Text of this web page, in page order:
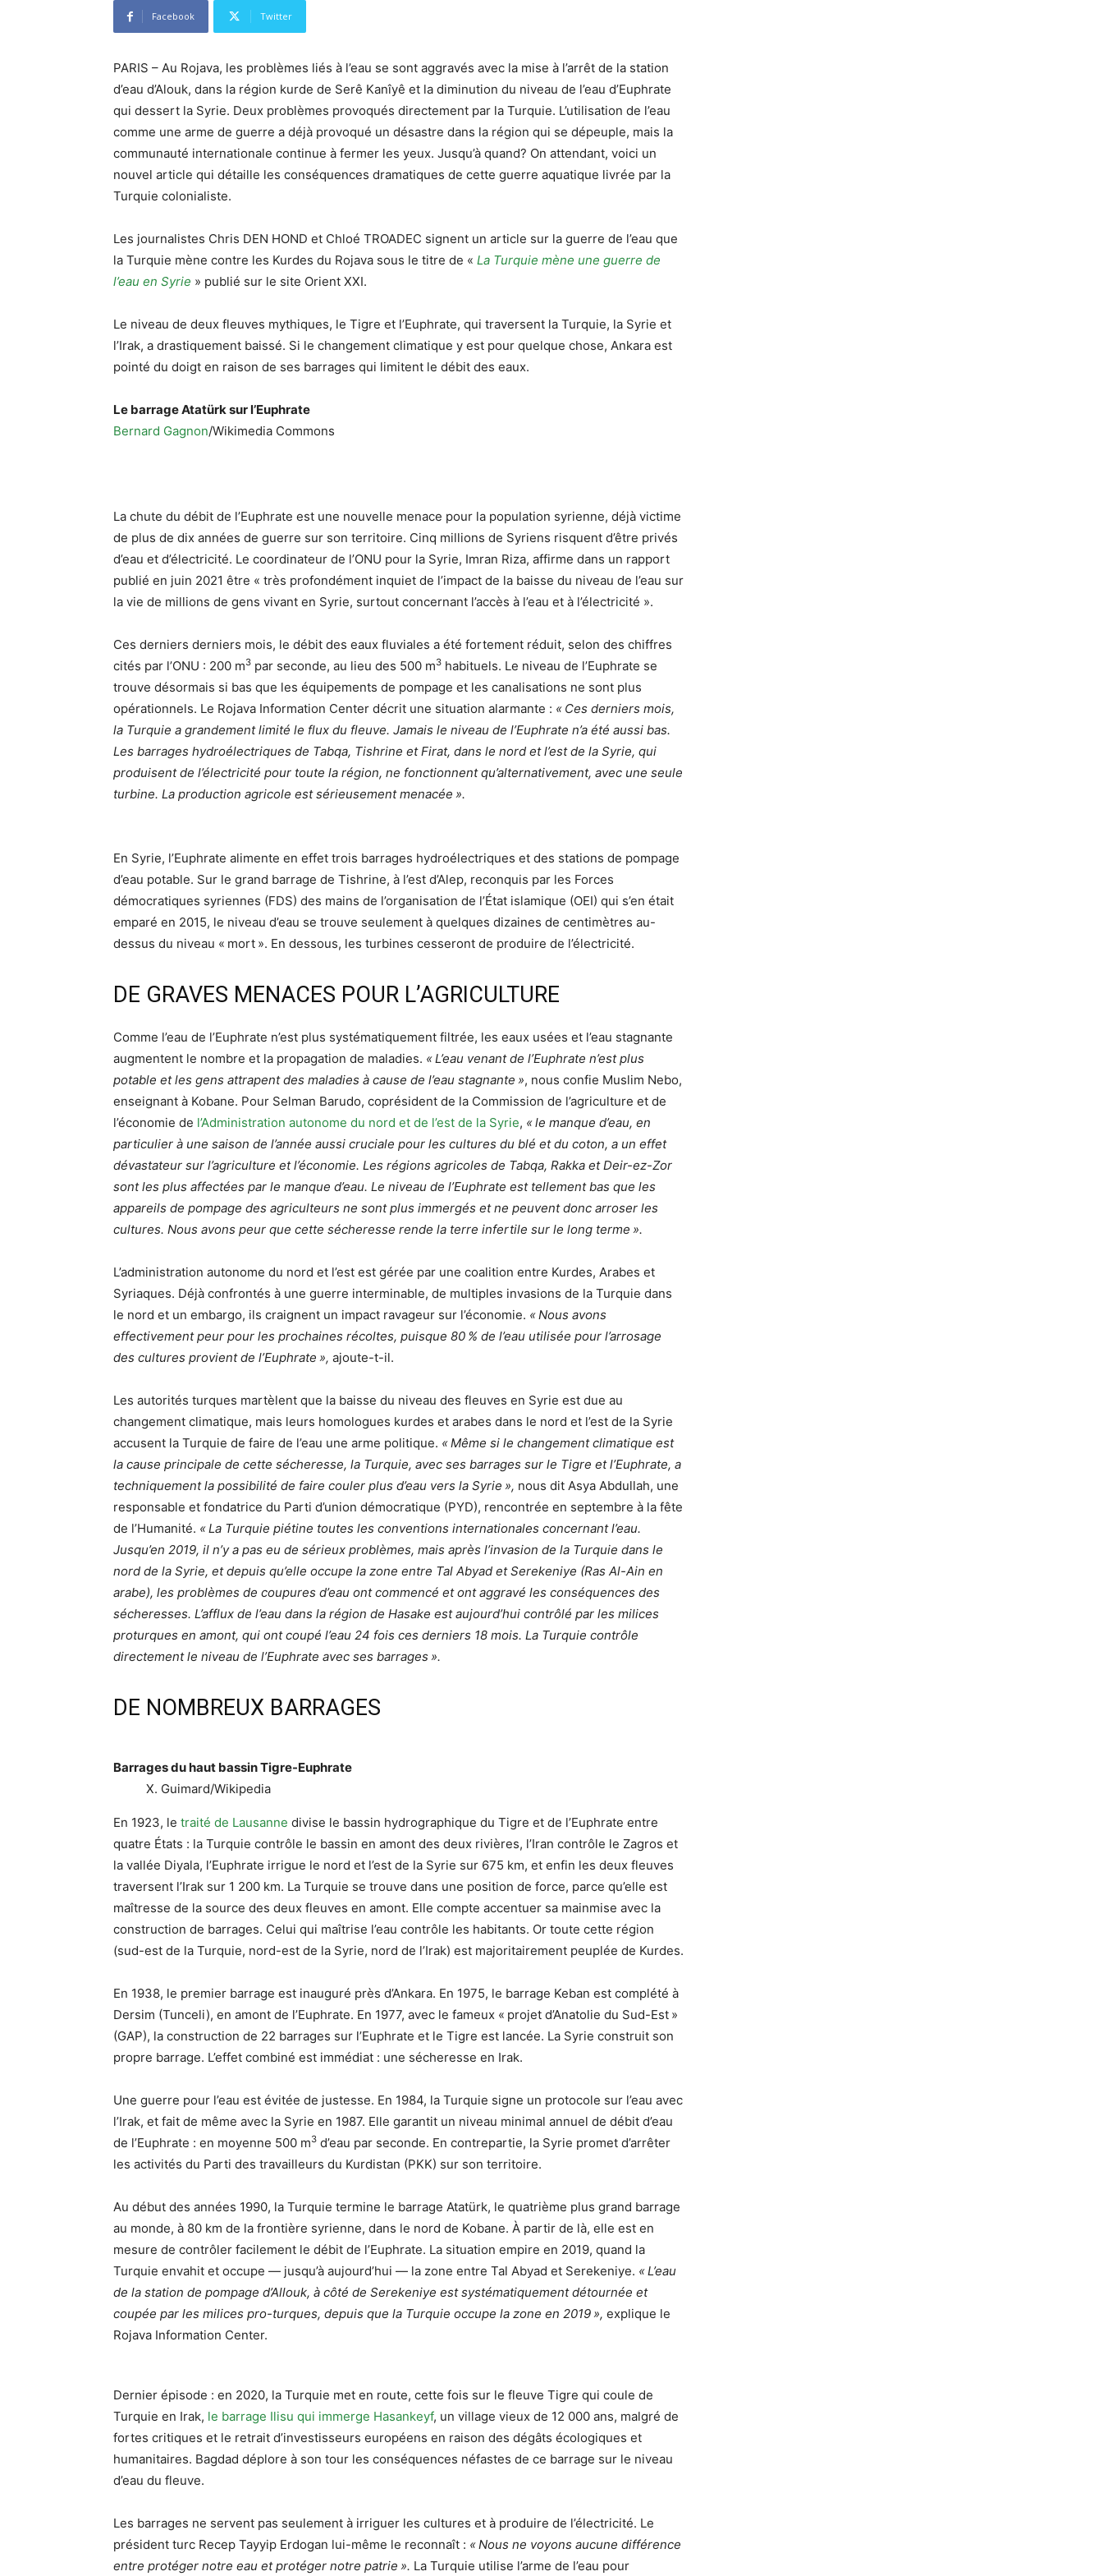
Facebook Twitter
PARIS – Au Rojava, les problèmes liés à l’eau se sont aggravés avec la mise à l’arrêt de la station
d’eau d’Alouk, dans la région kurde de Serê Kanîyê et la diminution du niveau de l’eau d’Euphrate
qui dessert la Syrie. Deux problèmes provoqués directement par la Turquie. L’utilisation de l’eau
comme une arme de guerre a déjà provoqué un désastre dans la région qui se dépeuple, mais la
communauté internationale continue à fermer les yeux. Jusqu’à quand? On attendant, voici un
nouvel article qui détaille les conséquences dramatiques de cette guerre aquatique livrée par la
Turquie colonialiste.
Les journalistes Chris DEN HOND et Chloé TROADEC signent un article sur la guerre de l’eau que
la Turquie mène contre les Kurdes du Rojava sous le titre de « La Turquie mène une guerre de
l’eau en Syrie » publié sur le site Orient XXI.
Le niveau de deux fleuves mythiques, le Tigre et l’Euphrate, qui traversent la Turquie, la Syrie et
l’Irak, a drastiquement baissé. Si le changement climatique y est pour quelque chose, Ankara est
pointé du doigt en raison de ses barrages qui limitent le débit des eaux.
Le barrage Atatürk sur l’Euphrate
Bernard Gagnon/Wikimedia Commons
La chute du débit de l’Euphrate est une nouvelle menace pour la population syrienne, déjà victime
de plus de dix années de guerre sur son territoire. Cinq millions de Syriens risquent d’être privés
d’eau et d’électricité. Le coordinateur de l’ONU pour la Syrie, Imran Riza, affirme dans un rapport
publié en juin 2021 être « très profondément inquiet de l’impact de la baisse du niveau de l’eau sur
la vie de millions de gens vivant en Syrie, surtout concernant l’accès à l’eau et à l’électricité ».
Ces derniers derniers mois, le débit des eaux fluviales a été fortement réduit, selon des chiffres
cités par l’ONU : 200 m3 par seconde, au lieu des 500 m3 habituels. Le niveau de l’Euphrate se
trouve désormais si bas que les équipements de pompage et les canalisations ne sont plus
opérationnels. Le Rojava Information Center décrit une situation alarmante : « Ces derniers mois,
la Turquie a grandement limité le flux du fleuve. Jamais le niveau de l’Euphrate n’a été aussi bas.
Les barrages hydroélectriques de Tabqa, Tishrine et Firat, dans le nord et l’est de la Syrie, qui
produisent de l’électricité pour toute la région, ne fonctionnent qu’alternativement, avec une seule
turbine. La production agricole est sérieusement menacée ».
En Syrie, l’Euphrate alimente en effet trois barrages hydroélectriques et des stations de pompage
d’eau potable. Sur le grand barrage de Tishrine, à l’est d’Alep, reconquis par les Forces
démocratiques syriennes (FDS) des mains de l’organisation de l’État islamique (OEI) qui s’en était
emparé en 2015, le niveau d’eau se trouve seulement à quelques dizaines de centimètres au-
dessus du niveau « mort ». En dessous, les turbines cesseront de produire de l’électricité.
DE GRAVES MENACES POUR L’AGRICULTURE
Comme l’eau de l’Euphrate n’est plus systématiquement filtrée, les eaux usées et l’eau stagnante
augmentent le nombre et la propagation de maladies. «L’eau venant de l’Euphrate n’est plus
potable et les gens attrapent des maladies à cause de l’eau stagnante », nous confie Muslim Nebo,
enseignant à Kobane. Pour Selman Barudo, coprésident de la Commission de l’agriculture et de
l’économie de l’Administration autonome du nord et de l’est de la Syrie, «le manque d’eau, en
particulier à une saison de l’année aussi cruciale pour les cultures du blé et du coton, a un effet
dévastateur sur l’agriculture et l’économie. Les régions agricoles de Tabqa, Rakka et Deir-ez-Zor
sont les plus affectées par le manque d’eau. Le niveau de l’Euphrate est tellement bas que les
appareils de pompage des agriculteurs ne sont plus immergés et ne peuvent donc arroser les
cultures. Nous avons peur que cette sécheresse rende la terre infertile sur le long terme ».
L’administration autonome du nord et l’est est gérée par une coalition entre Kurdes, Arabes et
Syriaques. Déjà confrontés à une guerre interminable, de multiples invasions de la Turquie dans
le nord et un embargo, ils craignent un impact ravageur sur l’économie. «Nous avons
effectivement peur pour les prochaines récoltes, puisque 80 % de l’eau utilisée pour l’arrosage
des cultures provient de l’Euphrate », ajoute-t-il.
Les autorités turques martèlent que la baisse du niveau des fleuves en Syrie est due au
changement climatique, mais leurs homologues kurdes et arabes dans le nord et l’est de la Syrie
accusent la Turquie de faire de l’eau une arme politique. «Même si le changement climatique est
la cause principale de cette sécheresse, la Turquie, avec ses barrages sur le Tigre et l’Euphrate, a
techniquement la possibilité de faire couler plus d’eau vers la Syrie », nous dit Asya Abdullah, une
responsable et fondatrice du Parti d’union démocratique (PYD), rencontrée en septembre à la fête
de l’Humanité. «La Turquie piétine toutes les conventions internationales concernant l’eau.
Jusqu’en 2019, il n’y a pas eu de sérieux problèmes, mais après l’invasion de la Turquie dans le
nord de la Syrie, et depuis qu’elle occupe la zone entre Tal Abyad et Serekeniye (Ras Al-Ain en
arabe), les problèmes de coupures d’eau ont commencé et ont aggravé les conséquences des
sécheresses. L’afflux de l’eau dans la région de Hasake est aujourd’hui contrôlé par les milices
proturques en amont, qui ont coupé l’eau 24 fois ces derniers 18 mois. La Turquie contrôle
directement le niveau de l’Euphrate avec ses barrages ».
DE NOMBREUX BARRAGES
Barrages du haut bassin Tigre-Euphrate
X. Guimard/Wikipedia
En 1923, le traité de Lausanne divise le bassin hydrographique du Tigre et de l’Euphrate entre
quatre États : la Turquie contrôle le bassin en amont des deux rivières, l’Iran contrôle le Zagros et
la vallée Diyala, l’Euphrate irrigue le nord et l’est de la Syrie sur 675 km, et enfin les deux fleuves
traversent l’Irak sur 1 200 km. La Turquie se trouve dans une position de force, parce qu’elle est
maîtresse de la source des deux fleuves en amont. Elle compte accentuer sa mainmise avec la
construction de barrages. Celui qui maîtrise l’eau contrôle les habitants. Or toute cette région
(sud-est de la Turquie, nord-est de la Syrie, nord de l’Irak) est majoritairement peuplée de Kurdes.
En 1938, le premier barrage est inauguré près d’Ankara. En 1975, le barrage Keban est complété à
Dersim (Tunceli), en amont de l’Euphrate. En 1977, avec le fameux « projet d’Anatolie du Sud-Est »
(GAP), la construction de 22 barrages sur l’Euphrate et le Tigre est lancée. La Syrie construit son
propre barrage. L’effet combiné est immédiat : une sécheresse en Irak.
Une guerre pour l’eau est évitée de justesse. En 1984, la Turquie signe un protocole sur l’eau avec
l’Irak, et fait de même avec la Syrie en 1987. Elle garantit un niveau minimal annuel de débit d’eau
de l’Euphrate : en moyenne 500 m3 d’eau par seconde. En contrepartie, la Syrie promet d’arrêter
les activités du Parti des travailleurs du Kurdistan (PKK) sur son territoire.
Au début des années 1990, la Turquie termine le barrage Atatürk, le quatrième plus grand barrage
au monde, à 80 km de la frontière syrienne, dans le nord de Kobane. À partir de là, elle est en
mesure de contrôler facilement le débit de l’Euphrate. La situation empire en 2019, quand la
Turquie envahit et occupe — jusqu’à aujourd’hui — la zone entre Tal Abyad et Serekeniye. «L’eau
de la station de pompage d’Allouk, à côté de Serekeniye est systématiquement détournée et
coupée par les milices pro-turques, depuis que la Turquie occupe la zone en 2019», explique le
Rojava Information Center.
Dernier épisode : en 2020, la Turquie met en route, cette fois sur le fleuve Tigre qui coule de
Turquie en Irak, le barrage Ilisu qui immerge Hasankeyf, un village vieux de 12 000 ans, malgré de
fortes critiques et le retrait d’investisseurs européens en raison des dégâts écologiques et
humanitaires. Bagdad déplore à son tour les conséquences néfastes de ce barrage sur le niveau
d’eau du fleuve.
Les barrages ne servent pas seulement à irriguer les cultures et à produire de l’électricité. Le
président turc Recep Tayyip Erdogan lui-même le reconnaît : «Nous ne voyons aucune différence
entre protéger notre eau et protéger notre patrie ». La Turquie utilise l’arme de l’eau pour